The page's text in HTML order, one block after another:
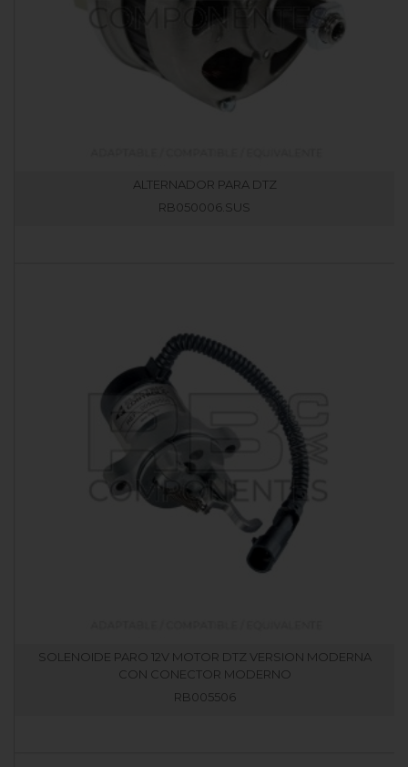
ALTERNADOR PARA DTZ
RB050006.SUS
SOLENOIDE PARO 12V MOTOR DTZ VERSION MODERNA
CON CONECTOR MODERNO
RB005506